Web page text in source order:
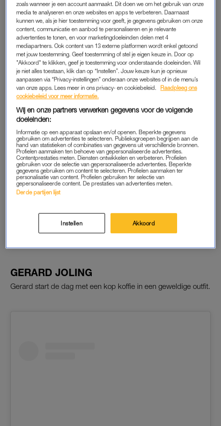
Dit bericht op Instagram bekijken
GERARD JOLING
Gerard start de dag met een kop koffie in een geweldige outfit.
zoals wanneer je een account aanmaakt. Dit doen we om het gebruik van onze
media te analyseren en onze websites en apps te verbeteren. Daarnaast
kunnen we, als je hier toestemming voor geeft, je gegevens gebruiken om onze
content, communicatie en aanbod te personaliseren en je relevante
advertenties te tonen, en voor marketingdoeleinden delen met 4
mediapartners. Ook content van 13 externe platformen wordt enkel getoond
met jouw toestemming. Geef toestemming of stel je eigen keuze in. Door op
"Akkoord" te klikken, geef je toestemming voor onderstaande doeleinden. Wil
je niet alles toestaan, klik dan op “Instellen”. Jouw keuze kun je opnieuw
aanpassen via “Privacy-instellingen” onderaan onze websites of in de menu’s
van onze apps. Lees meer in ons privacy- en cookiebeleid.
Raadpleeg ons
cookiebeleid voor meer informatie.
Wij en onze partners verwerken gegevens voor de volgende
doeleinden:
Informatie op een apparaat opslaan en/of openen. Beperkte gegevens
gebruiken om advertenties te selecteren. Publieksgroepen begrijpen aan de
hand van statistieken of combinaties van gegevens uit verschillende bronnen.
Profielen aanmaken ten behoeve van gepersonaliseerde advertenties.
Contentprestaties meten. Diensten ontwikkelen en verbeteren. Profielen
gebruiken voor de selectie van gepersonaliseerde advertenties. Beperkte
gegevens gebruiken om content te selecteren. Profielen aanmaken ter
personalisatie van content. Profielen gebruiken ter selectie van
gepersonaliseerde content. De prestaties van advertenties meten.
Derde partijen lijst
Instellen Akkoord